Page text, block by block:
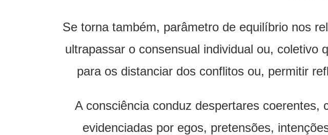
Se torna também, parâmetro de equilíbrio nos
ultrapassar o consensual individual ou, coletivo
para os distanciar dos conflitos ou, permitir
A consciência conduz despertares
evidenciadas por egos, pretensões,